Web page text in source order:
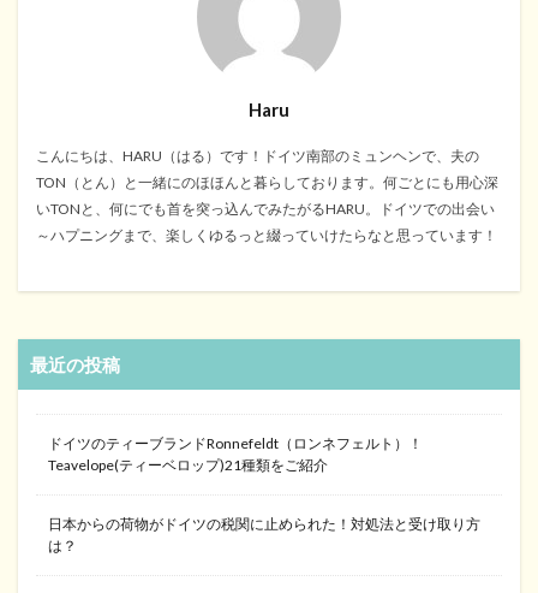
Haru
こんにちは、HARU（はる）です！ドイツ南部のミュンヘンで、夫の
TON（とん）と一緒にのほほんと暮らしております。何ごとにも用心深
いTONと、何にでも首を突っ込んでみたがるHARU。ドイツでの出会い
～ハプニングまで、楽しくゆるっと綴っていけたらなと思っています！
最近の投稿
ドイツのティーブランドRonnefeldt（ロンネフェルト）！
Teavelope(ティーベロップ)21種類をご紹介
日本からの荷物がドイツの税関に止められた！対処法と受け取り方
は？